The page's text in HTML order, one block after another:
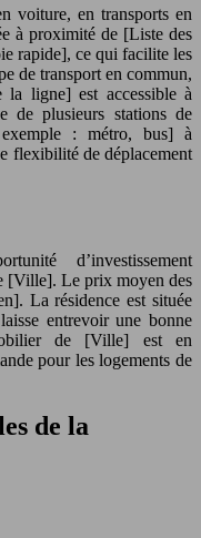
voiture, en transports en
à proximité de [Liste des
rapide], ce qui facilite les
de transport en commun,
ligne] est accessible à
de plusieurs stations de
: métro, bus] à
flexibilité de déplacement
d’investissement
[Ville]. Le prix moyen des
La résidence est située
entrevoir une bonne
de [Ville] est en
pour les logements de
de la